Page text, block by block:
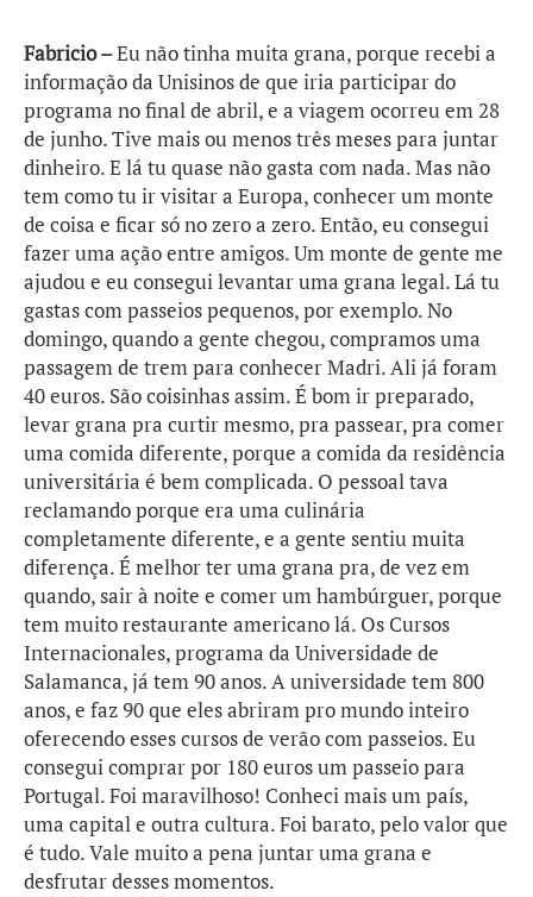
Fabricio –Eu não tinha muita grana, porque recebi a
informação da Unisinos de que iria participar do
programa no final de abril, e a viagem ocorreu em 28
de junho. Tive mais ou menos três meses para juntar
dinheiro. E lá tu quase não gasta com nada. Mas não
tem como tu ir visitar a Europa, conhecer um monte
de coisa e ficar só no zero a zero. Então, eu consegui
fazer uma ação entre amigos. Um monte de gente me
ajudou e eu consegui levantar uma grana legal. Lá tu
gastas com passeios pequenos, por exemplo. No
domingo, quando a gente chegou, compramos uma
passagem de trem para conhecer Madri. Ali já foram
40 euros. São coisinhas assim. É bom ir preparado,
levar grana pra curtir mesmo, pra passear, pra comer
uma comida diferente, porque a comida da residência
universitária é bem complicada. O pessoal tava
reclamando porque era uma culinária
completamente diferente, e a gente sentiu muita
diferença. É melhor ter uma grana pra, de vez em
quando, sair à noite e comer um hambúrguer, porque
tem muito restaurante americano lá. Os Cursos
Internacionales, programa da Universidade de
Salamanca, já tem 90 anos. A universidade tem 800
anos, e faz 90 que eles abriram pro mundo inteiro
oferecendo esses cursos de verão com passeios. Eu
consegui comprar por 180 euros um passeio para
Portugal. Foi maravilhoso! Conheci mais um país,
uma capital e outra cultura. Foi barato, pelo valor que
é tudo. Vale muito a pena juntar uma grana e
desfrutar desses momentos.